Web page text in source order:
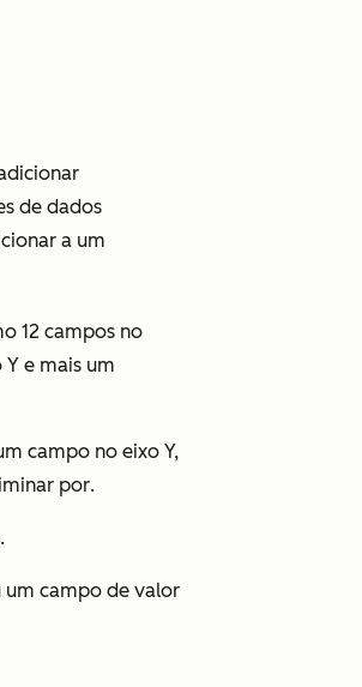
de dados
a um
12 campos no
e mais um
campo no eixo Y,
por.
campo de valor